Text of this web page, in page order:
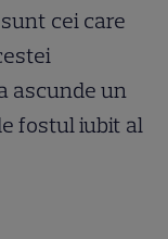
cei care
ascunde un
fostul iubit al